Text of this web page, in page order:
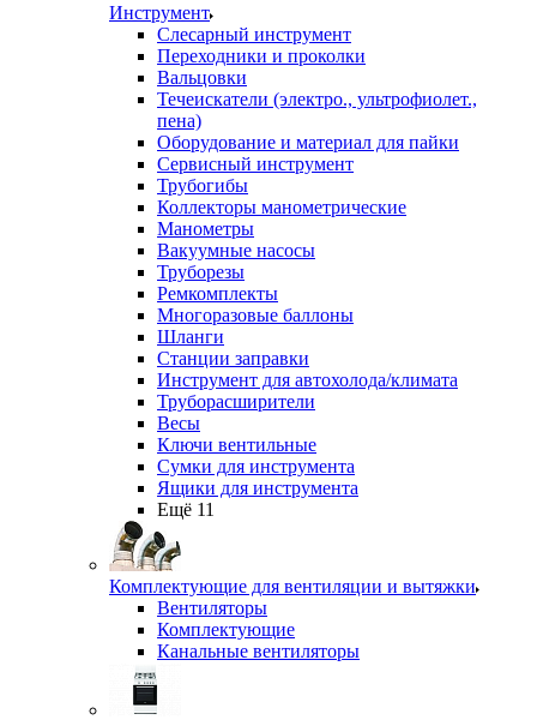
Инструмент
Слесарный инструмент
Переходники и проколки
Вальцовки
Течеискатели (электро., ультрофиолет.,
пена)
Оборудование и материал для пайки
Сервисный инструмент
Трубогибы
Коллекторы манометрические
Манометры
Вакуумные насосы
Труборезы
Ремкомплекты
Многоразовые баллоны
Шланги
Станции заправки
Инструмент для автохолода/климата
Труборасширители
Весы
Ключи вентильные
Сумки для инструмента
Ящики для инструмента
Ещё 11
Комплектующие для вентиляции и вытяжки
Вентиляторы
Комплектующие
Канальные вентиляторы